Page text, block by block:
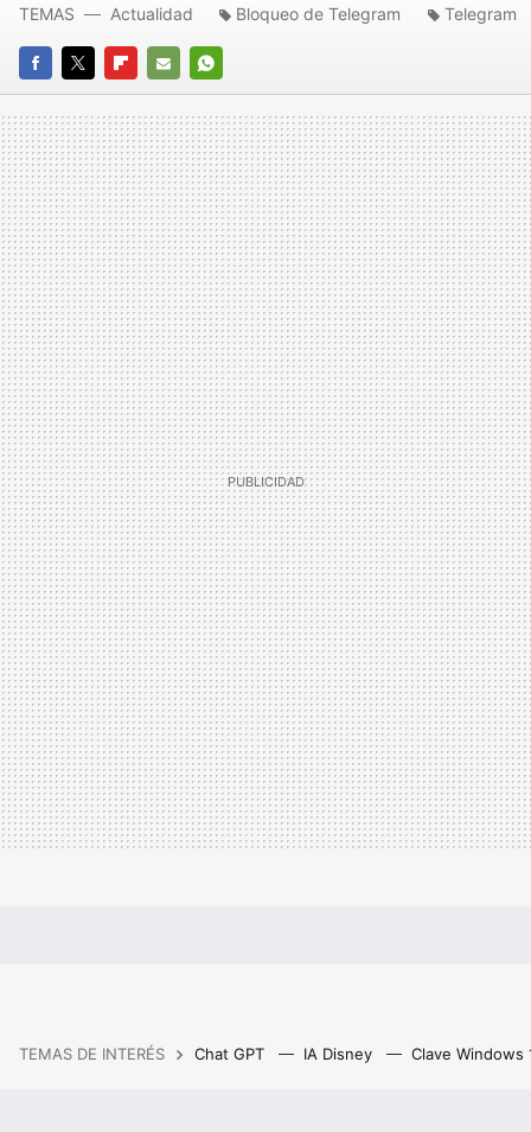
FACEBOOK
TWITTERFLIPBOARD
E-
MAIL
WHATSAPP
TEMAS Actualidad Bloqueo de Telegram Telegram
TEMAS DE INTERÉS Chat GPT IA Disney Clave Windows